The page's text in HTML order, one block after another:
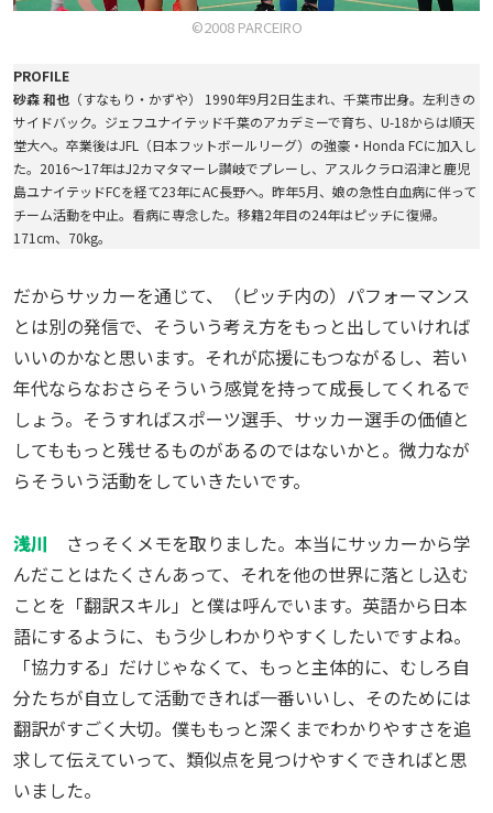
©2008 PARCEIRO
PROFILE
砂森 和也 （すなもり・かずや） 1990年9月2日生まれ、千葉市出身。左利きの
サイドバック。ジェフユナイテッド千葉のアカデミーで育ち、U-18からは順天
堂大へ。卒業後はJFL（日本フットボールリーグ）の強豪・Honda FCに加入し
た。2016〜17年はJ2カマタマーレ讃岐でプレーし、アスルクラロ沼津と鹿児
島ユナイテッドFCを経て23年にAC長野へ。昨年5月、娘の急性白血病に伴って
チーム活動を中止。看病に専念した。移籍2年目の24年はピッチに復帰。
171cm、70kg。
だからサッカーを通じて、（ピッチ内の）パフォーマンス
とは別の発信で、そういう考え方をもっと出していければ
いいのかなと思います。それが応援にもつながるし、若い
年代ならなおさらそういう感覚を持って成長してくれるで
しょう。そうすればスポーツ選手、サッカー選手の価値と
してももっと残せるものがあるのではないかと。微力なが
らそういう活動をしていきたいです。
浅川 さっそくメモを取りました。本当にサッカーから学
んだことはたくさんあって、それを他の世界に落とし込む
ことを「翻訳スキル」と僕は呼んでいます。英語から日本
語にするように、もう少しわかりやすくしたいですよね。
「協力する」だけじゃなくて、もっと主体的に、むしろ自
分たちが自立して活動できれば一番いいし、そのためには
翻訳がすごく大切。僕ももっと深くまでわかりやすさを追
求して伝えていって、類似点を見つけやすくできればと思
いました。